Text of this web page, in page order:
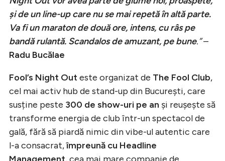
și de un line-up care nu se mai repetă în altă parte.
Va fi un maraton de două ore, intens, cu râs pe
bandă rulantă. Scandalos de amuzant, pe bune.”–
Radu Bucălae
Fool’s Night Outeste organizat de The Fool Club,
cel mai activ hub de stand-up din București, care
susține peste 300 de show-uri pe an și reușește să
transforme energia de club într-un spectacol de
gală, fără să piardă nimic din vibe-ul autentic care
l-a consacrat,împreună cu Headline